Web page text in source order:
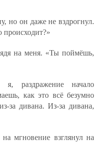
но он даже не вздрогнул.
на меня. «Ты поймёшь,
раздражение начало
как это всё безумно
за дивана. Из-за дивана,
мгновение взглянул на